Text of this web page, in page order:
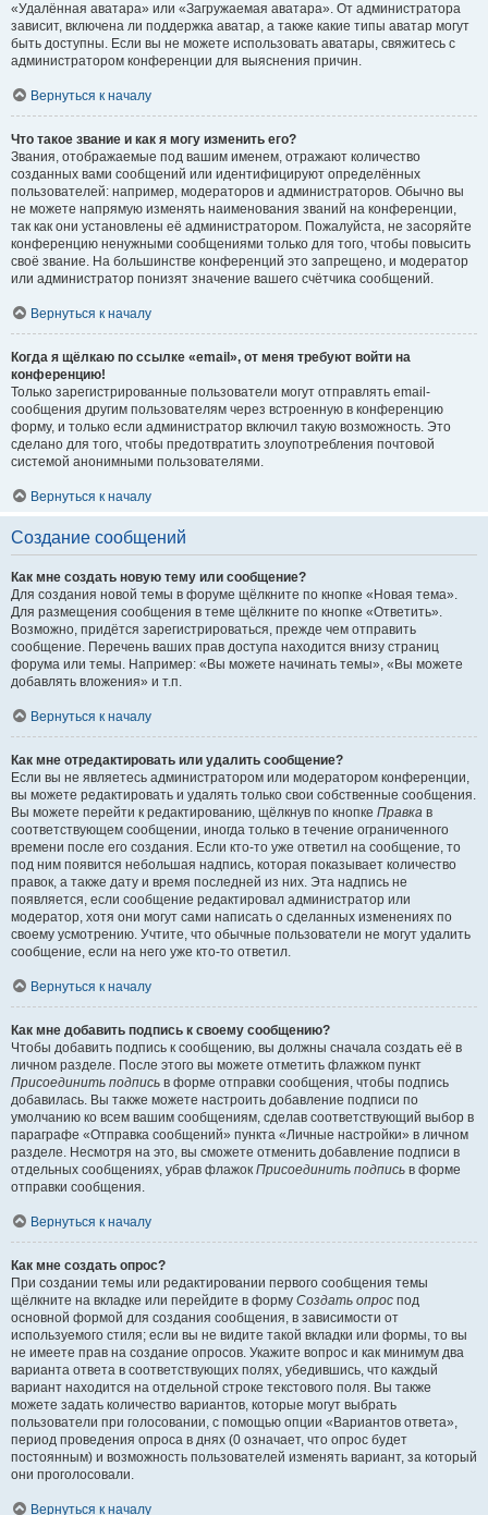
«Удалённая аватара» или «Загружаемая аватара». От администратора
зависит, включена ли поддержка аватар, а также какие типы аватар могут
быть доступны. Если вы не можете использовать аватары, свяжитесь с
администратором конференции для выяснения причин.
Вернуться к началу
Что такое звание и как я могу изменить его?
Звания, отображаемые под вашим именем, отражают количество
созданных вами сообщений или идентифицируют определённых
пользователей: например, модераторов и администраторов. Обычно вы
не можете напрямую изменять наименования званий на конференции,
так как они установлены её администратором. Пожалуйста, не засоряйте
конференцию ненужными сообщениями только для того, чтобы повысить
своё звание. На большинстве конференций это запрещено, и модератор
или администратор понизят значение вашего счётчика сообщений.
Вернуться к началу
Когда я щёлкаю по ссылке «email», от меня требуют войти на
конференцию!
Только зарегистрированные пользователи могут отправлять email-
сообщения другим пользователям через встроенную в конференцию
форму, и только если администратор включил такую возможность. Это
сделано для того, чтобы предотвратить злоупотребления почтовой
системой анонимными пользователями.
Вернуться к началу
Создание сообщений
Как мне создать новую тему или сообщение?
Для создания новой темы в форуме щёлкните по кнопке «Новая тема».
Для размещения сообщения в теме щёлкните по кнопке «Ответить».
Возможно, придётся зарегистрироваться, прежде чем отправить
сообщение. Перечень ваших прав доступа находится внизу страниц
форума или темы. Например: «Вы можете начинать темы», «Вы можете
добавлять вложения» и т.п.
Вернуться к началу
Как мне отредактировать или удалить сообщение?
Если вы не являетесь администратором или модератором конференции,
вы можете редактировать и удалять только свои собственные сообщения.
Вы можете перейти к редактированию, щёлкнув по кнопке Правка в
соответствующем сообщении, иногда только в течение ограниченного
времени после его создания. Если кто-то уже ответил на сообщение, то
под ним появится небольшая надпись, которая показывает количество
правок, а также дату и время последней из них. Эта надпись не
появляется, если сообщение редактировал администратор или
модератор, хотя они могут сами написать о сделанных изменениях по
своему усмотрению. Учтите, что обычные пользователи не могут удалить
сообщение, если на него уже кто-то ответил.
Вернуться к началу
Как мне добавить подпись к своему сообщению?
Чтобы добавить подпись к сообщению, вы должны сначала создать её в
личном разделе. После этого вы можете отметить флажком пункт
Присоединить подпись в форме отправки сообщения, чтобы подпись
добавилась. Вы также можете настроить добавление подписи по
умолчанию ко всем вашим сообщениям, сделав соответствующий выбор в
параграфе «Отправка сообщений» пункта «Личные настройки» в личном
разделе. Несмотря на это, вы сможете отменить добавление подписи в
отдельных сообщениях, убрав флажок Присоединить подпись в форме
отправки сообщения.
Вернуться к началу
Как мне создать опрос?
При создании темы или редактировании первого сообщения темы
щёлкните на вкладке или перейдите в форму Создать опрос под
основной формой для создания сообщения, в зависимости от
используемого стиля; если вы не видите такой вкладки или формы, то вы
не имеете прав на создание опросов. Укажите вопрос и как минимум два
варианта ответа в соответствующих полях, убедившись, что каждый
вариант находится на отдельной строке текстового поля. Вы также
можете задать количество вариантов, которые могут выбрать
пользователи при голосовании, с помощью опции «Вариантов ответа»,
период проведения опроса в днях (0 означает, что опрос будет
постоянным) и возможность пользователей изменять вариант, за который
они проголосовали.
Вернуться к началу